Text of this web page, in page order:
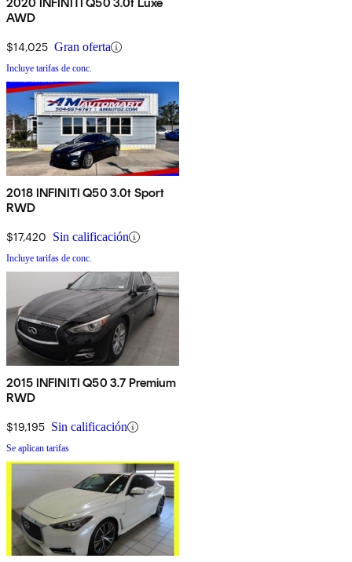
AWD
$14,025 Gran oferta
Incluye tarifas de conc.
2018 INFINITI Q50 3.0t Sport
RWD
$17,420 Sin calificación
Incluye tarifas de conc.
2015 INFINITI Q50 3.7 Premium
RWD
$19,195 Sin calificación
Se aplican tarifas